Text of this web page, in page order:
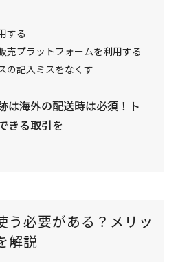
する
売プラットフォームを利用する
の記入ミスをなくす
は海外の配送時は必須！ト
きる取引を
う必要がある？メリッ
解説